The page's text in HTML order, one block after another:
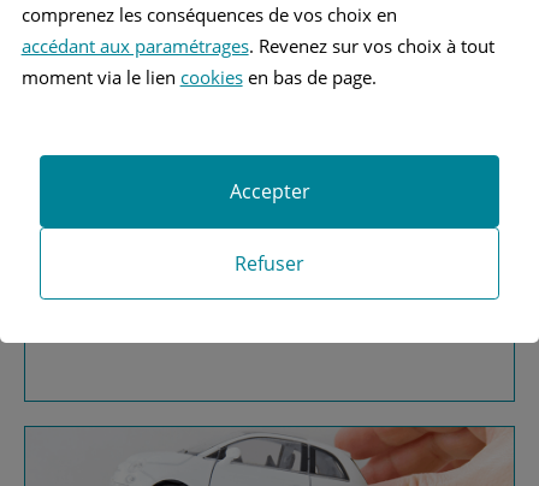
Vous recherchez une
assurance automobile ?
comprenez les conséquences de vos choix en
accédant aux paramétrages. Revenez sur vos choix à tout
moment via le lien cookiesen bas de page.
Refuser
Accepter